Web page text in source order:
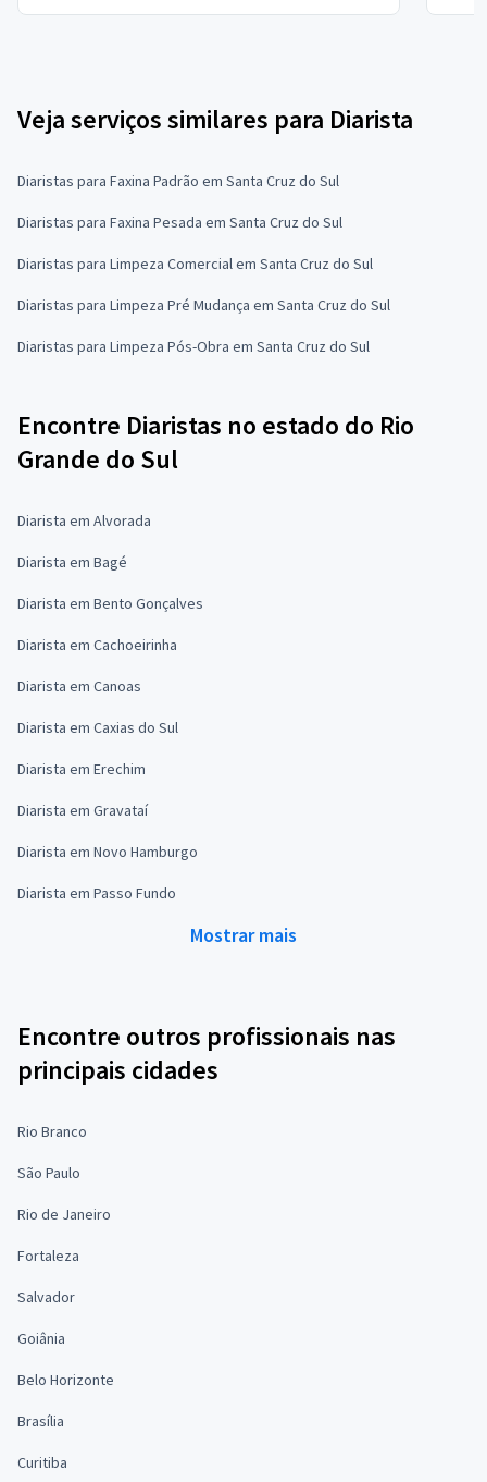
Veja serviços similares para Diarista
Diaristas para Faxina Padrão em Santa Cruz do Sul
Diaristas para Faxina Pesada em Santa Cruz do Sul
Diaristas para Limpeza Comercial em Santa Cruz do Sul
Diaristas para Limpeza Pré Mudança em Santa Cruz do Sul
Diaristas para Limpeza Pós-Obra em Santa Cruz do Sul
Encontre Diaristas no estado do Rio
Grande do Sul
Diarista em Alvorada
Diarista em Bagé
Diarista em Bento Gonçalves
Diarista em Cachoeirinha
Diarista em Canoas
Diarista em Caxias do Sul
Diarista em Erechim
Diarista em Gravataí
Diarista em Novo Hamburgo
Diarista em Passo Fundo
Mostrar mais
Encontre outros profissionais nas
principais cidades
Rio Branco
São Paulo
Rio de Janeiro
Fortaleza
Salvador
Goiânia
Belo Horizonte
Brasília
Curitiba